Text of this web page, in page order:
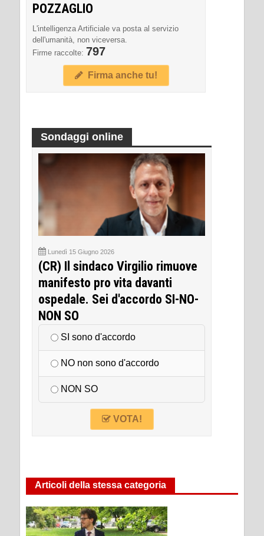
POZZAGLIO
L'intelligenza Artificiale va posta al servizio
dell'umanità, non viceversa.
Firme raccolte: 797
Firma anche tu!
Sondaggi online
Lunedì 15 Giugno 2026
(CR) Il sindaco Virgilio rimuove
manifesto pro vita davanti
ospedale. Sei d'accordo SI-NO-
NON SO
SI sono d'accordo
NO non sono d'accordo
NON SO
VOTA!
Articoli della stessa categoria